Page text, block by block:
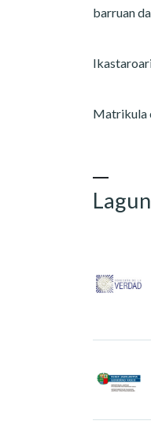
barruan
Matrikula